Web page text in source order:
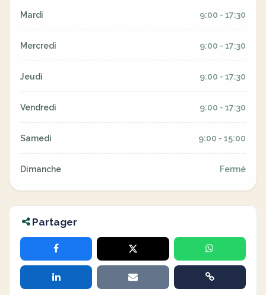
Mardi 9:00 - 17:30
Mercredi 9:00 - 17:30
Jeudi 9:00 - 17:30
Vendredi 9:00 - 17:30
Samedi 9:00 - 15:00
Dimanche Fermé
Partager